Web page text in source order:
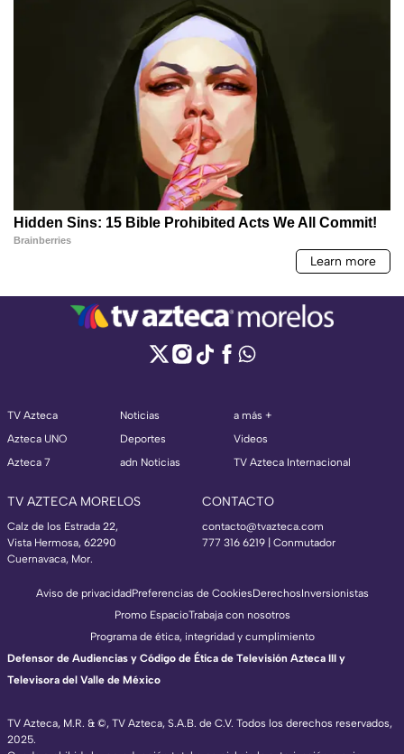
TV Azteca
Azteca UNO
Azteca 7
Noticias
Deportes
adn Noticias
a más +
Videos
TV Azteca Internacional
TV AZTECA MORELOS
Calz de los Estrada 22,
Vista Hermosa, 62290
Cuernavaca, Mor.
CONTACTO
contacto@tvazteca.com
777 316 6219 | Conmutador
TV Azteca, M.R. & ©, TV Azteca, S.A.B. de C.V. Todos los derechos reservados,
2025.
Aviso de privacidadPreferencias de CookiesDerechosInversionistas
Promo EspacioTrabaja con nosotros
Programa de ética, integridad y cumplimiento
Defensor de Audiencias y Código de Ética de Televisión Azteca III y
Televisora del Valle de México